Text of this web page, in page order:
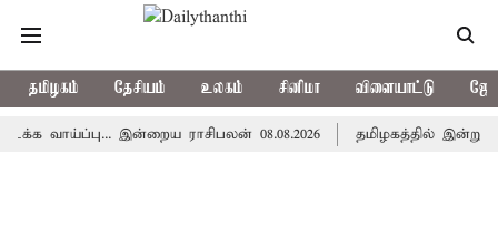
தமிழகம் தேசியம் உலகம் சினிமா விளையாட்டு
இன்றைய ராசிபலன் 08.08.2026 தமிழகத்தில் இன்று